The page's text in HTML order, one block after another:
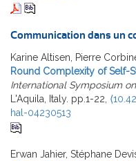
Communication dans un
Karine Altisen, Pierre
Round Complexity of Self-
International Symposium
L'Aquila, Italy. pp.1-22,
hal-04230513
Erwan Jahier, Stéphane